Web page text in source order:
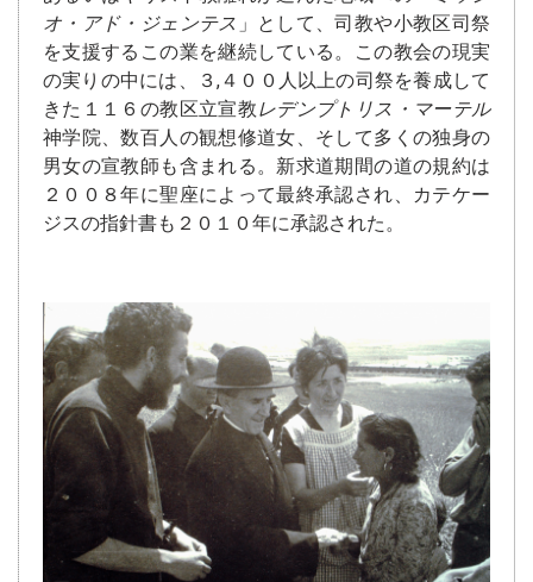
オ・アド・ジェンテス 」として、司教や小教区司祭
を支援するこの業を継続している。この教会の現実
の実りの中には、３,４００人以上の司祭を養成して
きた１１６の教区立宣教レデンプトリス・マーテル
神学院、数百人の観想修道女、そして多くの独身の
男女の宣教師も含まれる。新求道期間の道の規約は
２００８年に聖座によって最終承認され、カテケー
ジスの指針書も２０１０年に承認された。